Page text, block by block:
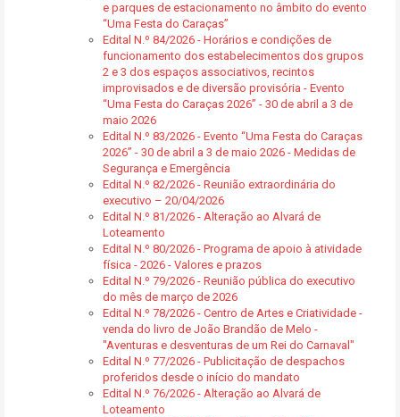
e parques de estacionamento no âmbito do evento
“Uma Festa do Caraças”
Edital N.º 84/2026 - Horários e condições de
funcionamento dos estabelecimentos dos grupos
2 e 3 dos espaços associativos, recintos
improvisados e de diversão provisória - Evento
“Uma Festa do Caraças 2026” - 30 de abril a 3 de
maio 2026
Edital N.º 83/2026 - Evento “Uma Festa do Caraças
2026” - 30 de abril a 3 de maio 2026 - Medidas de
Segurança e Emergência
Edital N.º 82/2026 - Reunião extraordinária do
executivo – 20/04/2026
Edital N.º 81/2026 - Alteração ao Alvará de
Loteamento
Edital N.º 80/2026 - Programa de apoio à atividade
física - 2026 - Valores e prazos
Edital N.º 79/2026 - Reunião pública do executivo
do mês de março de 2026
Edital N.º 78/2026 - Centro de Artes e Criatividade -
venda do livro de João Brandão de Melo -
"Aventuras e desventuras de um Rei do Carnaval"
Edital N.º 77/2026 - Publicitação de despachos
proferidos desde o início do mandato
Edital N.º 76/2026 - Alteração ao Alvará de
Loteamento